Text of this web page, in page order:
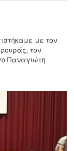
με τον
τον
Παναγιώτη